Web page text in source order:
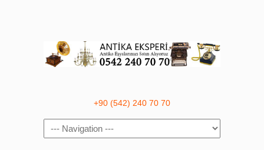
+90 (542) 240 70 70
Navigation